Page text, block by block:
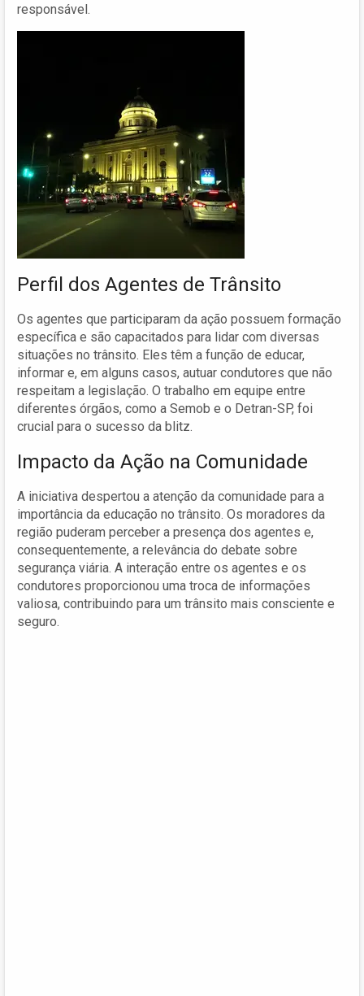
responsável.
Perfil dos Agentes de Trânsito
Os agentes que participaram da ação possuem formação
específica e são capacitados para lidar com diversas
situações no trânsito. Eles têm a função de educar,
informar e, em alguns casos, autuar condutores que não
respeitam a legislação. O trabalho em equipe entre
diferentes órgãos, como a Semob e o Detran-SP, foi
crucial para o sucesso da blitz.
Impacto da Ação na Comunidade
A iniciativa despertou a atenção da comunidade para a
importância da educação no trânsito. Os moradores da
região puderam perceber a presença dos agentes e,
consequentemente, a relevância do debate sobre
segurança viária. A interação entre os agentes e os
condutores proporcionou uma troca de informações
valiosa, contribuindo para um trânsito mais consciente e
seguro.